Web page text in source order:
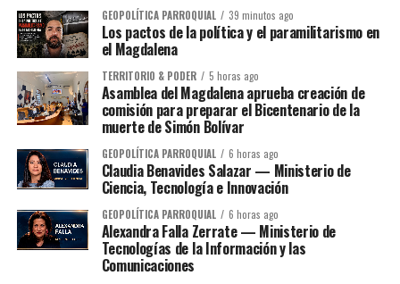
GEOPOLÍTICA PARROQUIAL 39 minutos ago
Los pactos de la política y el paramilitarismo en
el Magdalena
TERRITORIO & PODER 5 horas ago
Asamblea del Magdalena aprueba creación de
comisión para preparar el Bicentenario de la
muerte de Simón Bolívar
GEOPOLÍTICA PARROQUIAL 6 horas ago
Claudia Benavides Salazar — Ministerio de
Ciencia, Tecnología e Innovación
GEOPOLÍTICA PARROQUIAL 6 horas ago
Alexandra Falla Zerrate — Ministerio de
Tecnologías de la Información y las
Comunicaciones